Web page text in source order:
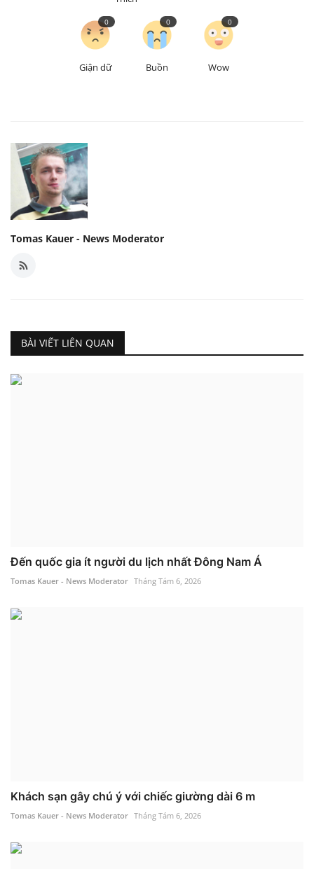
Giận dữ
0
Buồn
0
Wow
0
Tomas Kauer - News Moderator
BÀI VIẾT LIÊN QUAN
Đến quốc gia ít người du lịch nhất Đông Nam Á
Tomas Kauer - News Moderator Tháng Tám 6, 2026
Khách sạn gây chú ý với chiếc giường dài 6 m
Tomas Kauer - News Moderator Tháng Tám 6, 2026